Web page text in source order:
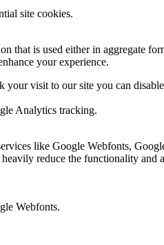
site cookies.
that is used either in aggregate
your experience.
your visit to our site you can
Analytics tracking.
like Google Webfonts,
reduce the functionality
Webfonts.